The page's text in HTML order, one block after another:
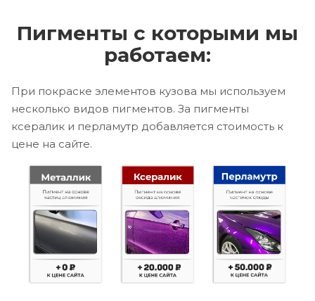
Пигменты с которыми мы
работаем:
При покраске элементов кузова мы используем
несколько видов пигментов. За пигменты
ксералик и перламутр добавляется стоимость к
цене на сайте.